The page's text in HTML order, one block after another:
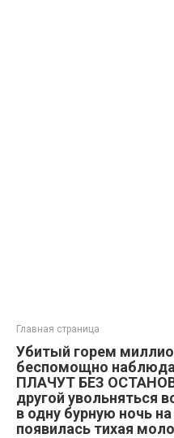
Главная страница
Убитый горем
беспомощно
ПЛАЧУТ БЕЗ
другой увольняться
в одну бурную ночь
появилась тихая